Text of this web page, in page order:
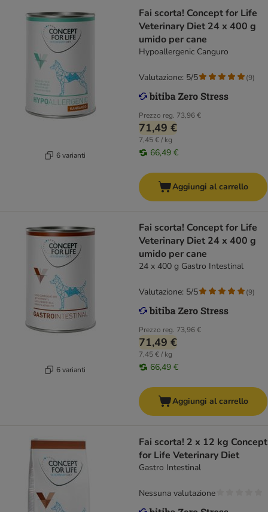
6 varianti
Fai scorta! Concept for Life
Veterinary Diet 24 x 400 g
umido per cane
Hypoallergenic Canguro
Prezzo reg. 73,96 €
71,49 €
7,45 € / kg
66,49 €
Valutazione: 5/5 (9)
Aggiungi al carrello
6 varianti
Fai scorta! Concept for Life
Veterinary Diet 24 x 400 g
umido per cane
24 x 400 g Gastro Intestinal
Prezzo reg. 73,96 €
71,49 €
7,45 € / kg
66,49 €
Valutazione: 5/5 (9)
Aggiungi al carrello
Fai scorta! 2 x 12 kg Concept
for Life Veterinary Diet
Gastro Intestinal
Nessuna valutazione